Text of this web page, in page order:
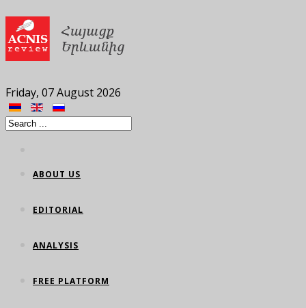
Friday, 07 August 2026
ABOUT US
EDITORIAL
ANALYSIS
FREE PLATFORM